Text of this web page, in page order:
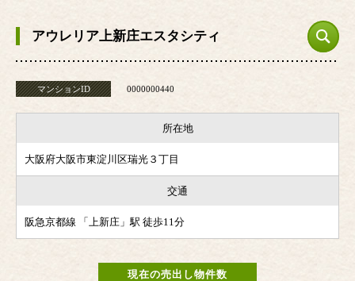
アウレリア上新庄エスタシティ
マンションID 0000000440
所在地
大阪府大阪市東淀川区瑞光３丁目
交通
阪急京都線 「上新庄」駅 徒歩11分
現在の売出し物件数